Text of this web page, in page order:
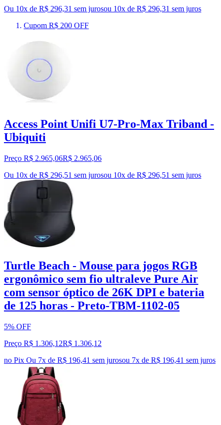
Ou 10x de R$ 296,31 sem jurosou 10x de R$ 296,31 sem juros
Cupom R$ 200 OFF
Access Point Unifi U7-Pro-Max Triband -
Ubiquiti
Preço R$ 2.965,06R$ 2.965,06
Ou 10x de R$ 296,51 sem jurosou 10x de R$ 296,51 sem juros
Turtle Beach - Mouse para jogos RGB
ergonômico sem fio ultraleve Pure Air
com sensor óptico de 26K DPI e bateria
de 125 horas - Preto-TBM-1102-05
5% OFF
Preço R$ 1.306,12R$ 1.306,12
no Pix Ou 7x de R$ 196,41 sem jurosou 7x de R$ 196,41 sem juros